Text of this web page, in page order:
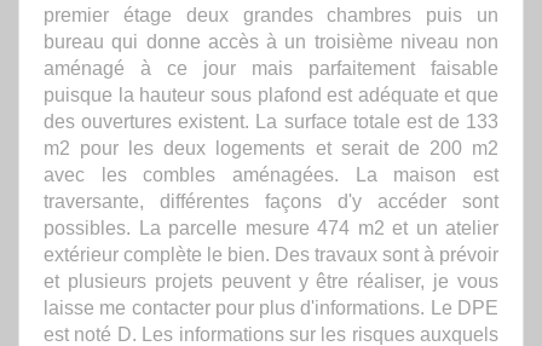
premier étage deux grandes chambres puis un
bureau qui donne accès à un troisième niveau non
aménagé à ce jour mais parfaitement faisable
puisque la hauteur sous plafond est adéquate et que
des ouvertures existent. La surface totale est de 133
m2 pour les deux logements et serait de 200 m2
avec les combles aménagées. La maison est
traversante, différentes façons d'y accéder sont
possibles. La parcelle mesure 474 m2 et un atelier
extérieur complète le bien. Des travaux sont à prévoir
et plusieurs projets peuvent y être réaliser, je vous
laisse me contacter pour plus d'informations. Le DPE
est noté D. Les informations sur les risques auxquels